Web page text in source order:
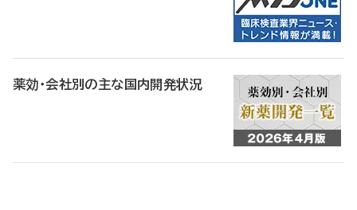
薬効・会社別の主な国内開発状況